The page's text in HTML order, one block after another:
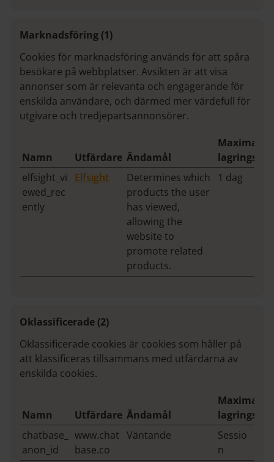
Marknadsföring (1)
Cookies för marknadsföring används för att spåra
besökare på webbplatser. Avsikten är att visa
annonser som är relevanta och engagerande för
enskilda användare, och därmed mer värdefull för
utgivare och tredjepartsannonsörer.
Namn Utfärdare Ändamål
Maximal
lagringstid
elfsight_vi
ewed_rec
ently
Elfsight
Determines which
products the user
has viewed,
allowing the
website to
promote related
products.
1 dag
Oklassificerade (2)
Oklassificerade cookies är cookies som håller på
att klassificeras tillsammans med utfärdarna av
enskilda cookies.
Namn Utfärdare Ändamål
Maximal
lagringstid
chatbase_
anon_id
www.chat
base.co
Väntande
Sessio
n